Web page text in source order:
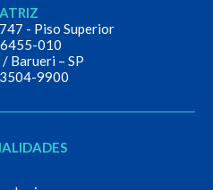
- Piso Superior
010
Barueri – SP
9900